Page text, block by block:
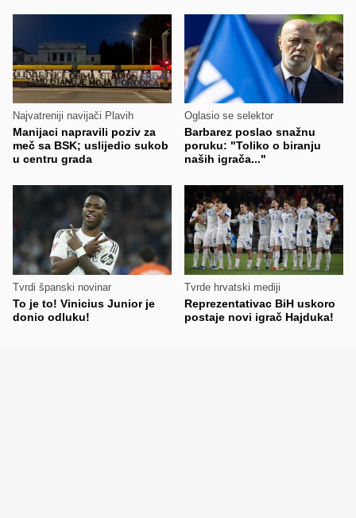
Najvatreniji navijači Plavih
Manijaci napravili poziv za
meč sa BSK; uslijedio sukob
u centru grada
Oglasio se selektor
Barbarez poslao snažnu
poruku: "Toliko o biranju
naših igrača..."
Tvrdi španski novinar
To je to! Vinicius Junior je
donio odluku!
Tvrde hrvatski mediji
Reprezentativac BiH uskoro
postaje novi igrač Hajduka!